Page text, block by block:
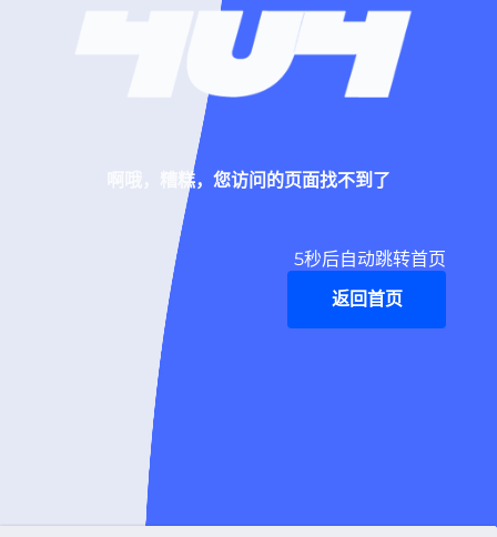
啊哦，糟糕，您访问的页面找不到了
4秒后自动跳转首页
返回首页